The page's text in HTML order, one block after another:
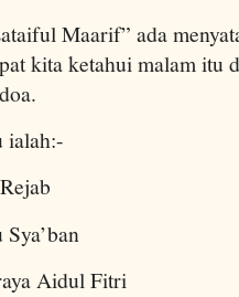
Maarif” ada
kita ketahui malam itu
ialah:-
Aidul Fitri